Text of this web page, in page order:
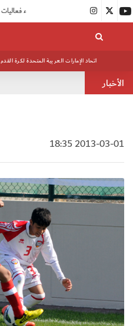
اتحاد الإمارات العربية المتحدة لكرة القدم
الأخبار
2013-03-01 18:35